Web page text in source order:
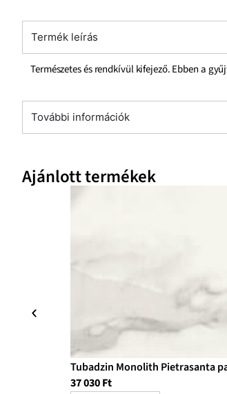
Termék leírás
Természetes és rendkívül kifejező. Ebben a
További információk
Ajánlott termékek
Tubadzin Monolith Pietrasanta
37 030Ft